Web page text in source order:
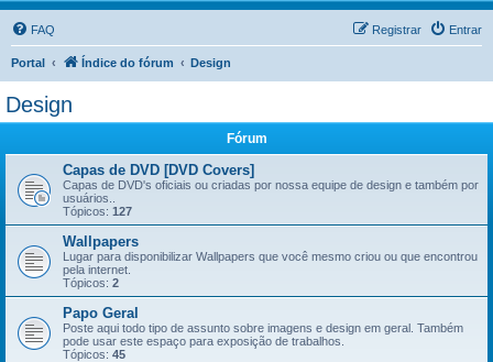
FAQ Entrar
Registrar
Portal Índice do fórum Design
Design
Fórum
Capas de DVD [DVD Covers]
Capas de DVD's oficiais ou criadas por nossa equipe de design e também por
usuários..
Tópicos: 127
Wallpapers
Lugar para disponibilizar Wallpapers que você mesmo criou ou que encontrou
pela internet.
Tópicos: 2
Papo Geral
Poste aqui todo tipo de assunto sobre imagens e design em geral. Também
pode usar este espaço para exposição de trabalhos.
Tópicos: 45